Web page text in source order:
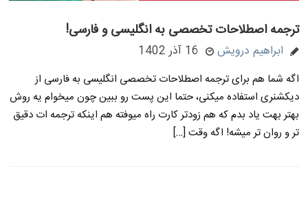
ترجمه اصطلاحات تخصصی به انگلیسی و فارسی!
ابراهیم درویش 16 آذر 1402
اگه شما هم برای ترجمه اصطلاحات تخصصی انگلیسی به فارسی از
دیکشنری استفاده میکنی، حتما این پست رو ببین چون میخوام یه روش
بهتر بهت یاد بدم که هم زودتر کارت راه میوفته هم اینکه ترجمه ات دقیق
تر و روان تر میشه! اگه وقت […]